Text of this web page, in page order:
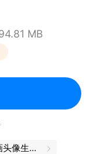
键秒变3D漫画
作，真实逼真，
宝宝头像快速生
，生动个性又浪
MB
漫画头像生成器